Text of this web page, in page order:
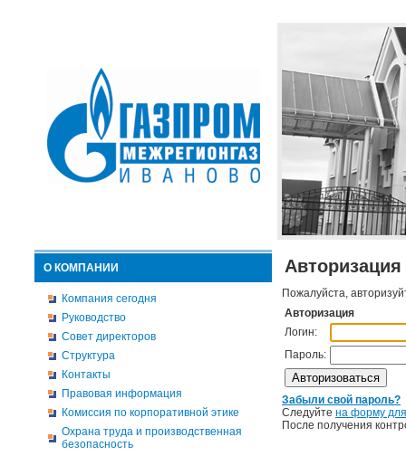
О КОМПАНИИ
Компания сегодня
Руководство
Совет директоров
Структура
Контакты
Правовая информация
Комиссия по корпоративной этике
Охрана труда и производственная
безопасность
Авторизация
Пожалуйста,
Авторизация
Логин:
Пароль:
Забыли свой пароль?
Следуйте на форму
После получения